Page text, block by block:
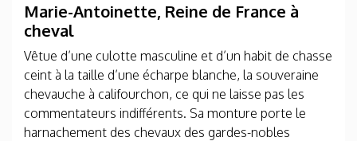
Marie-Antoinette, Reine de France à
cheval
Vêtue d’une culotte masculine et d’un habit de chasse
ceint à la taille d’une écharpe blanche, la souveraine
chevauche à califourchon, ce qui ne laisse pas les
commentateurs indifférents. Sa monture porte le
harnachement des chevaux des gardes-nobles